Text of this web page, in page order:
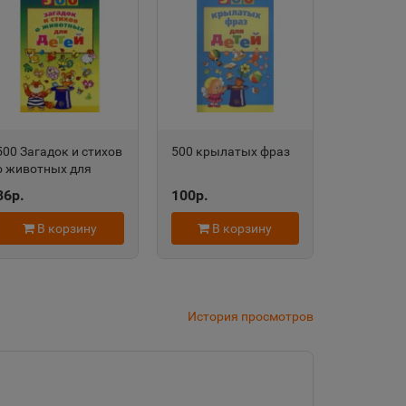
Загадок и стихов
животных для
В корзину
500 крылатых фраз
100р.
В корзину
История просмотров